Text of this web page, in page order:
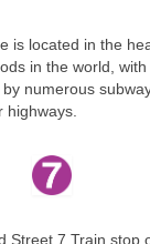
is located in the
in the world,
numerous
highways.
Street 7 Train stop